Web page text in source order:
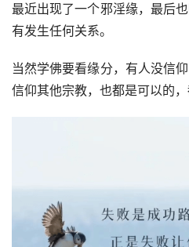
最近出现了一个邪淫缘，最后
有发生任何关系。
当然学佛要看缘分，有人没信
信仰其他宗教，也都是可以的，